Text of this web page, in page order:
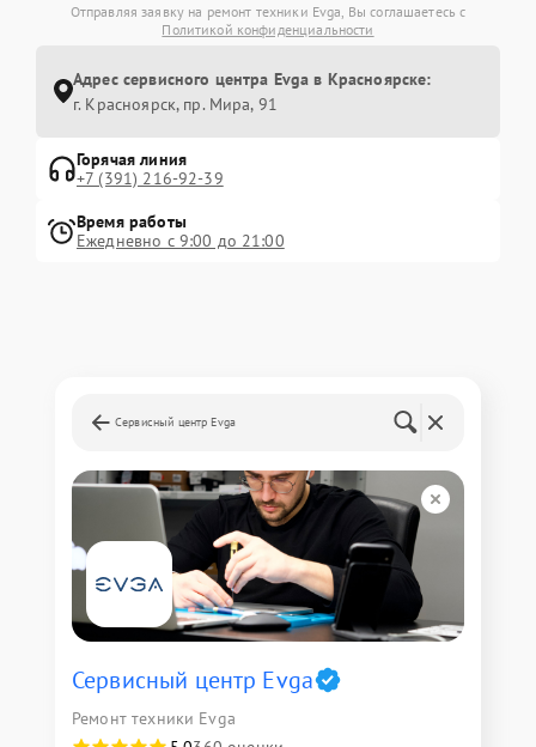
Отправляя заявку на ремонт техники Evga, Вы соглашаетесь с
Политикой конфиденциальности
Адрес сервисного центра Evga в Красноярске:
г. Красноярск, ​пр. Мира, 91
Горячая линия
+7 (391) 216-92-39
Время работы
Ежедневно с 9:00 до 21:00
Сервисный центр Evga
Сервисный центр Evga
Ремонт техники Evga